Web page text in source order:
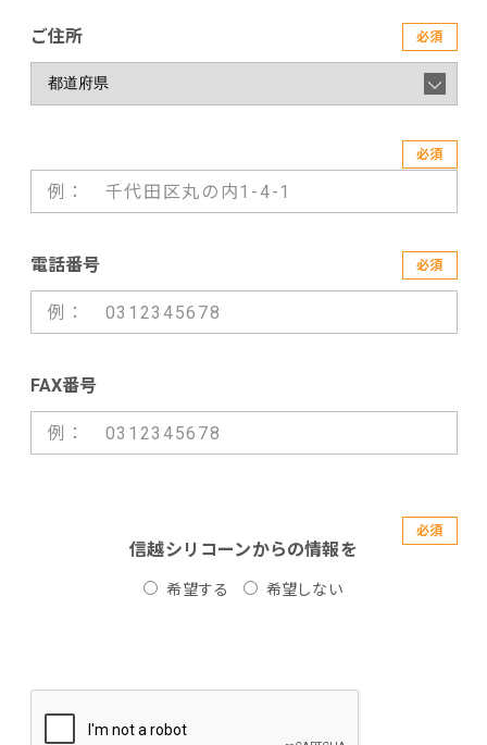
ご住所 必須
必須
電話番号 必須
FAX番号
必須
信越シリコーンからの情報を
希望する 希望しない